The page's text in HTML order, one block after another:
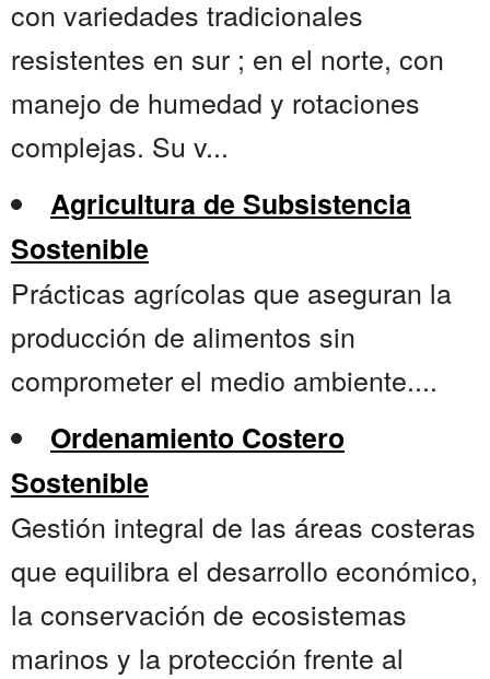
con variedades tradicionales
resistentes en sur ; en el norte, con
manejo de humedad y rotaciones
complejas. Su v...
Agricultura de Subsistencia
Sostenible
Prácticas agrícolas que aseguran la
producción de alimentos sin
comprometer el medio ambiente....
Ordenamiento Costero
Sostenible
Gestión integral de las áreas costeras
que equilibra el desarrollo económico,
la conservación de ecosistemas
marinos y la protección frente al